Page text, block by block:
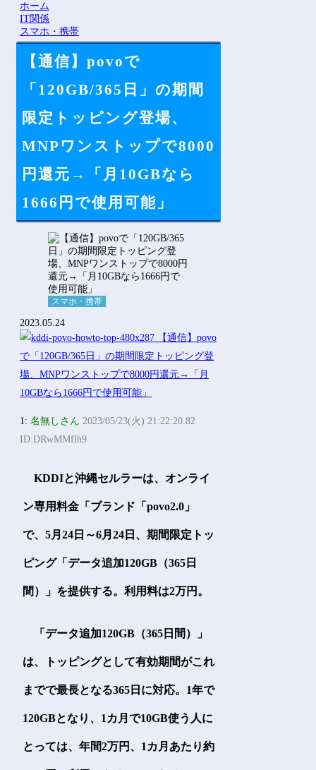
グラボそんなにすぐ壊れる？他
Powered by livedoor 相互RSS
ホーム
IT関係
スマホ・携帯
【通信】povoで
「120GB/365日」の期間
限定トッピング登場、
MNPワンストップで8000
円還元→「月10GBなら
1666円で使用可能」
スマホ・携帯
2023.05.24
1:名無しさん 2023/05/23(火) 21:22:20.82
ID:DRwMMflh9
KDDIと沖縄セルラーは、オンライ
ン専用料金「ブランド「povo2.0」
で、5月24日～6月24日、期間限定トッ
ピング「データ追加120GB（365日
間）」を提供する。利用料は2万円。
「データ追加120GB（365日間）」
は、トッピングとして有効期間がこれ
までで最長となる365日に対応。1年で
120GBとなり、1カ月で10GB使う人に
とっては、年間2万円、1カ月あたり約